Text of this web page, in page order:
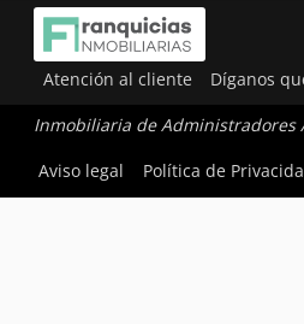
Atención al cliente Díganos
Inmobiliaria de Administradores
Aviso legal
Política de